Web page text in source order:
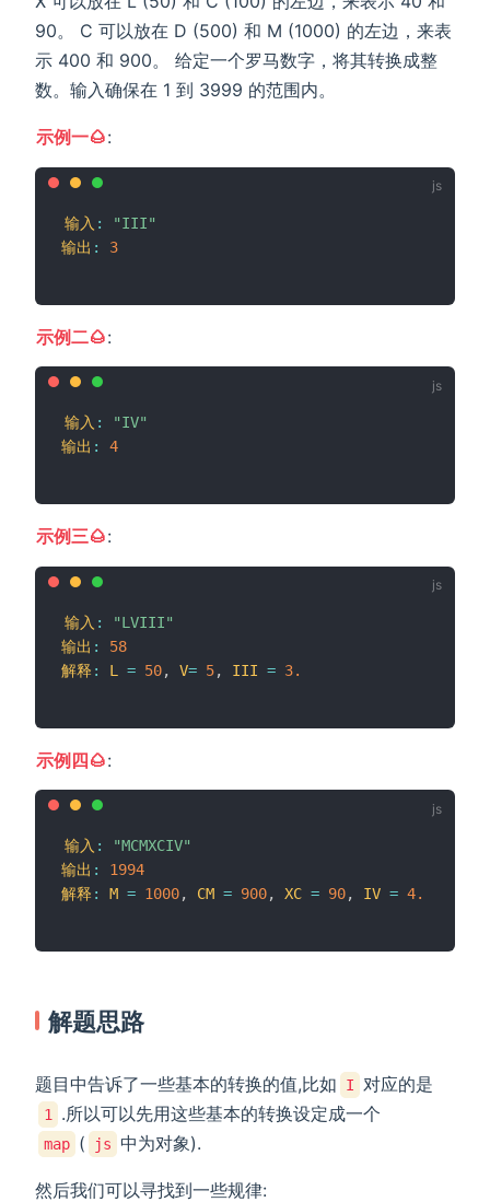
90。 C 可以放在 D (500) 和 M (1000) 的左边，来表
示 400 和 900。 给定一个罗马数字，将其转换成整
数。输入确保在 1 到 3999 的范围内。
示例一🌰:
输入 :
"III"
输出 : 3
示例二🌰:
输入 :
"IV"
输出 : 4
示例三🌰:
输入 :
"LVIII"
输出 :
58
解释 : L = 50, V= 5, III = 3.
示例四🌰:
输入 :
"MCMXCIV"
输出 :
1994
解释 : M = 1000, CM = 900, XC = 90, IV = 4.
解题思路
题目中告诉了一些基本的转换的值,比如 I 对应的是
1 .所以可以先用这些基本的转换设定成一个
map ( js 中为对象).
然后我们可以寻找到一些规律: